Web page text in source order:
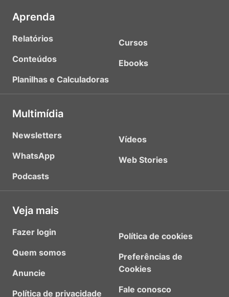
Aprenda
Relatórios
Conteúdos
Planilhas e Calculadoras
Cursos
Ebooks
Multimídia
Newsletters
WhatsApp
Podcasts
Vídeos
Web Stories
Veja mais
Fazer login
Quem somos
Anuncie
Política de privacidade
Política de cookies
Preferências de
Cookies
Fale conosco